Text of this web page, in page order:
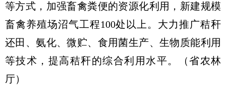
等方式，加强畜禽粪便的资源化利用，新建规模
畜禽养殖场沼气工程100处以上。大力推广秸秆
还田、氨化、微贮、食用菌生产、生物质能利用
等技术，提高秸秆的综合利用水平。（省农林
厅）